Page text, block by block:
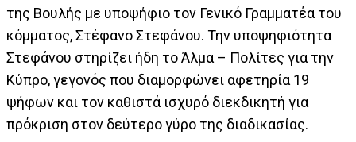
της Βουλής με υποψήφιο τον Γενικό Γραμματέα του
κόμματος, Στέφανο Στεφάνου. Την υποψηφιότητα
Στεφάνου στηρίζει ήδη το Άλμα – Πολίτες για την
Κύπρο, γεγονός που διαμορφώνει αφετηρία 19
ψήφων και τον καθιστά ισχυρό διεκδικητή για
πρόκριση στον δεύτερο γύρο της διαδικασίας.